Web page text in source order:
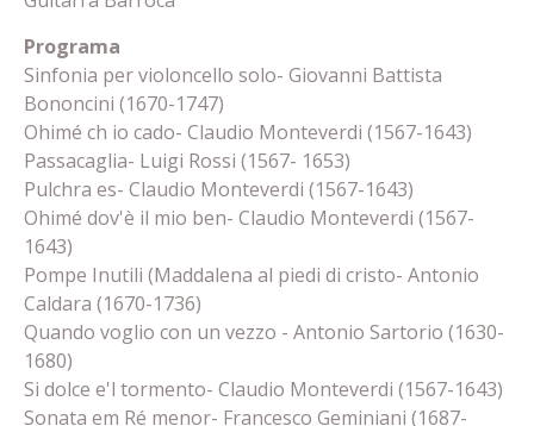
Programa
Sinfonia per violoncello solo- Giovanni Battista
Bononcini (1670-1747)
Ohimé ch io cado- Claudio Monteverdi (1567-1643)
Passacaglia- Luigi Rossi (1567- 1653)
Pulchra es- Claudio Monteverdi (1567-1643)
Ohimé dov'è il mio ben- Claudio Monteverdi (1567-
1643)
Pompe Inutili (Maddalena al piedi di cristo- Antonio
Caldara (1670-1736)
Quando voglio con un vezzo - Antonio Sartorio (1630-
1680)
Si dolce e'l tormento- Claudio Monteverdi (1567-1643)
Sonata em Ré menor- Francesco Geminiani (1687-